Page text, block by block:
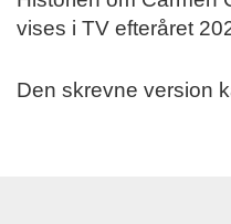
vises i TV efteråret
Den skrevne version